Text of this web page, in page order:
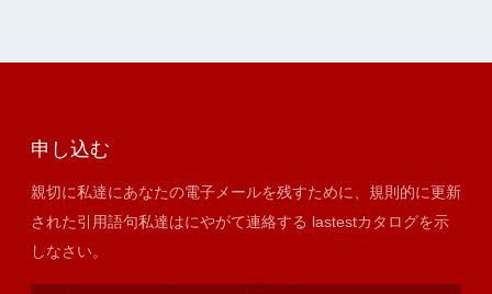
申し込む
親切に私達にあなたの電子メールを残すために、規則的に更新
された引用語句私達はにやがて連絡する lastestカタログを示
しなさい。